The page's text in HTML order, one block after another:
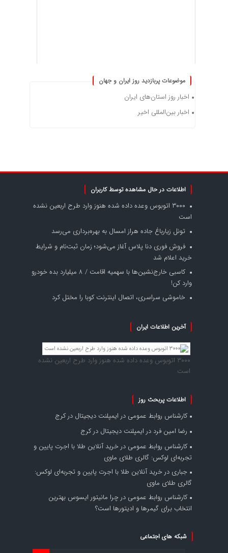
موضوعات پربازدید روز ایران و جهان
اخبار روز استان‌های ایران
اخبار بین‌المللی اخیر
اطلاعات در حال مشاهده توسط کاربران
۳۰۰۰ اتوبوس وعده داده شده هنوز وارد طرح اربعین نشده
است
تونل زیارباغ جاده هراز امسال به بهره‌برداری می‌رسد
فروش فوری دنا پلاس آغاز می‌شود؛ زمان ثبت‌نام و شرایط
خرید اعلام شد
کاسبی خارج‌نشین‌ها با سهمیه اقامت / ۸ میلیارد بده خودرو
وارد کن!
خاموشی سراسری، اتصال اینترنت کوبا را مختل کرد
آخرین اطلاعات ایران
۳۰۰۰ اتوبوس وعده داده شده هنوز وارد طرح اربعین نشده
است
اطلاعات پربحث روز
کارشناس روابط عمومی درایمپلنت دیجیتال در کرج
رضا امین فرد درایمپلنت دیجیتال در کرج
کارشناس روابط عمومی درخرید آنلاین طلا با اجرت پایین و
تجربه‌ای لوکس: گالری طلای ماوی
جباری درخرید آنلاین طلا با اجرت پایین و تجربه‌ای لوکس:
گالری طلای ماوی
کارشناس روابط عمومی درچرا مانیتور ایسوس بهترین
انتخاب برای گیمرها و ادیتورها است؟
شبکه های اجتماعی